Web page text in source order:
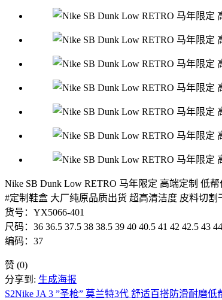
Nike SB Dunk Low RETRO 马年限定 高端定制 低
#定制鞋盒 大厂纯原品质出货 超高清洁度 皮料切
货号：YX5066-401
尺码：36 36.5 37.5 38 38.5 39 40 40.5 41 42 42.5 43
编码：37
赞 (0)
分享到: 生成海报
S2Nike JA 3 ”圣枪” 莫兰特3代 舒适百搭防滑耐磨低